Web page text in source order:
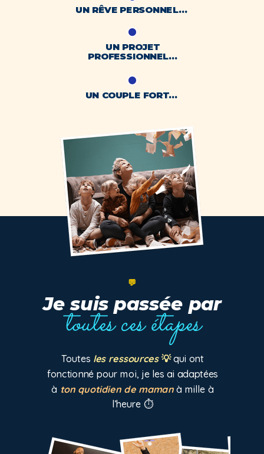
Je suis passée par
toutes ces étapes
Toutes les ressources 💡qui ont
fonctionné pour moi, je les ai adaptées
à ton quotidien de maman à mille à
l’heure ⏱️
💬
UN RÊVE PERSONNEL…
UN PROJET
PROFESSIONNEL…
UN COUPLE FORT…